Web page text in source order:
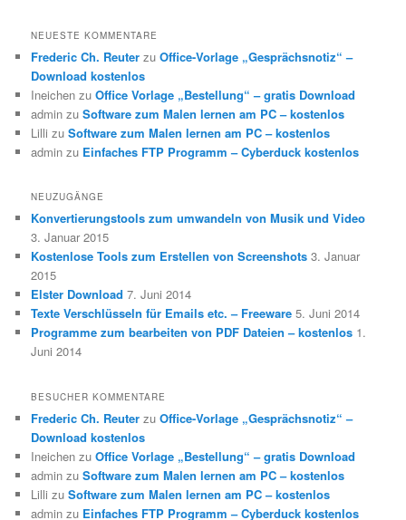
NEUESTE KOMMENTARE
Frederic Ch. Reuter zuOffice-Vorlage „Gesprächsnotiz“ –
Download kostenlos
Ineichen zuOffice Vorlage „Bestellung“ – gratis Download
admin zuSoftware zum Malen lernen am PC – kostenlos
Lilli zuSoftware zum Malen lernen am PC – kostenlos
admin zu Einfaches FTP Programm – Cyberduck kostenlos
NEUZUGÄNGE
Konvertierungstools zum umwandeln von Musik und Video
3. Januar 2015
Kostenlose Tools zum Erstellen von Screenshots 3. Januar
2015
Elster Download 7. Juni 2014
Texte Verschlüsseln für Emails etc. – Freeware 5. Juni 2014
Programme zum bearbeiten von PDF Dateien – kostenlos 1.
Juni 2014
BESUCHER KOMMENTARE
Frederic Ch. Reuter zuOffice-Vorlage „Gesprächsnotiz“ –
Download kostenlos
Ineichen zuOffice Vorlage „Bestellung“ – gratis Download
admin zuSoftware zum Malen lernen am PC – kostenlos
Lilli zuSoftware zum Malen lernen am PC – kostenlos
admin zu Einfaches FTP Programm – Cyberduck kostenlos